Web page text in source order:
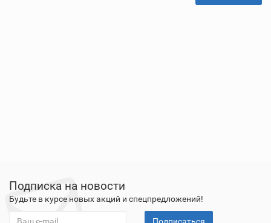
Подписка на новости
Будьте в курсе новых акций и спецпредложений!